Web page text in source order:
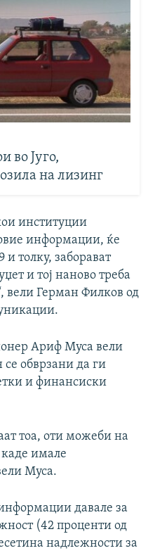
во Југо,
на лизинг
институции
овие информации, ќе
и толку, заборават
и тој наново треба
вели Герман Филков од
Ариф Муса вели
се обврзани да ги
и финансиски
тоа, оти можеби на
каде имале
Муса.
давале за
(42 проценти од
надлежности за